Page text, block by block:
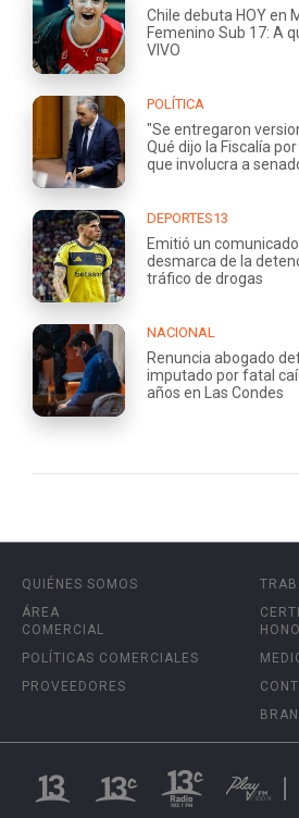
Chile debuta HOY en
Femenino Sub 17: A
VIVO
POLÍTICA
"Se entregaron
Qué dijo la Fiscalía
que involucra a
DEPORTES13
Emitió un
desmarca de la
tráfico de drogas
NACIONAL
Renuncia abogado
imputado por fatal
años en Las Condes
QUIÉNES SOMOS
ÁREA
COMERCIAL
POLÍTICAS COMERCIALES
PROVEEDORES